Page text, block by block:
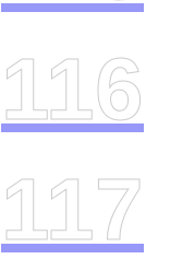
116
117